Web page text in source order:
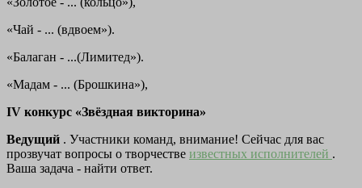
«Чай - ... (вдвоем»).
«Балаган - ...(Лимитед»).
«Мадам - ... (Брошкина»),
IV конкурс «Звёздная викторина»
Ведущий . Участники команд, внимание! Сейчас для вас
прозвучат вопросы о творчестве известных исполнителей .
Ваша задача - найти ответ.